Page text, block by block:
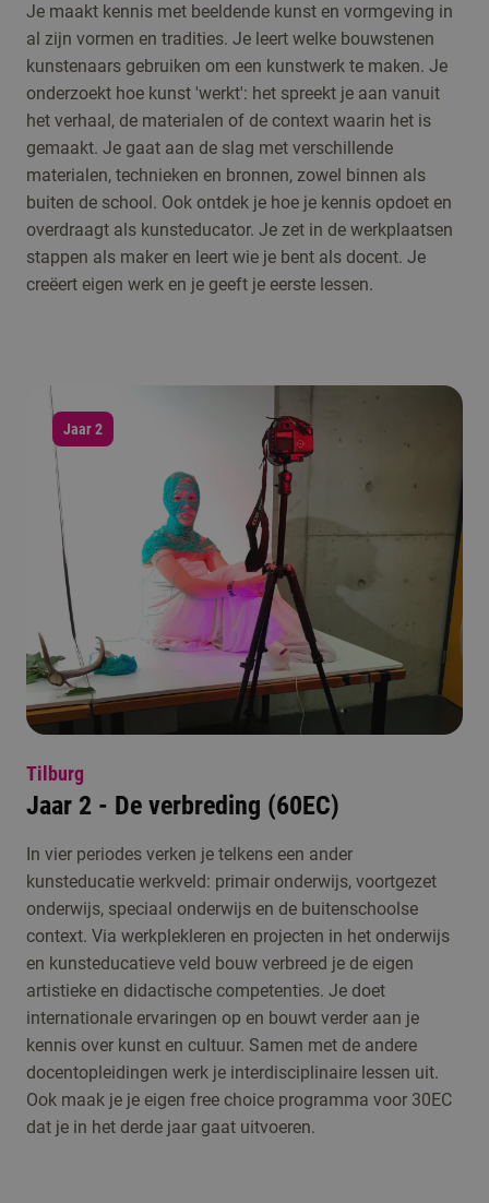
Je maakt kennis met beeldende kunst en vormgeving in
al zijn vormen en tradities. Je leert welke bouwstenen
kunstenaars gebruiken om een kunstwerk te maken. Je
onderzoekt hoe kunst 'werkt': het spreekt je aan vanuit
het verhaal, de materialen of de context waarin het is
gemaakt. Je gaat aan de slag met verschillende
materialen, technieken en bronnen, zowel binnen als
buiten de school. Ook ontdek je hoe je kennis opdoet en
overdraagt als kunsteducator. Je zet in de werkplaatsen
stappen als maker en leert wie je bent als docent. Je
creëert eigen werk en je geeft je eerste lessen.
Jaar 2
Tilburg
Jaar 2 - De verbreding (60EC)
In vier periodes verken je telkens een ander
kunsteducatie werkveld: primair onderwijs, voortgezet
onderwijs, speciaal onderwijs en de buitenschoolse
context. Via werkplekleren en projecten in het onderwijs
en kunsteducatieve veld bouw verbreed je de eigen
artistieke en didactische competenties. Je doet
internationale ervaringen op en bouwt verder aan je
kennis over kunst en cultuur. Samen met de andere
docentopleidingen werk je interdisciplinaire lessen uit.
Ook maak je je eigen free choice programma voor 30EC
dat je in het derde jaar gaat uitvoeren.